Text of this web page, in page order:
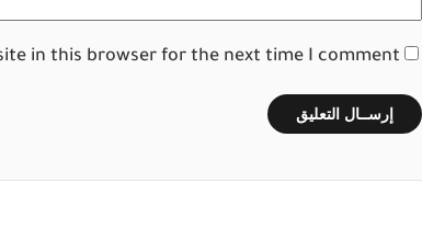
in this browser for the next time I comment.